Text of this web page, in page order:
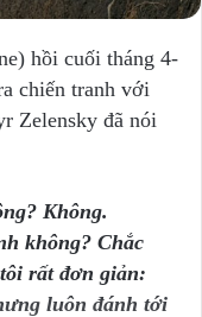
hồi cuối tháng 4-
chiến tranh với
Zelensky đã nói
Không.
không? Chắc
rất đơn giản:
luôn đánh tới